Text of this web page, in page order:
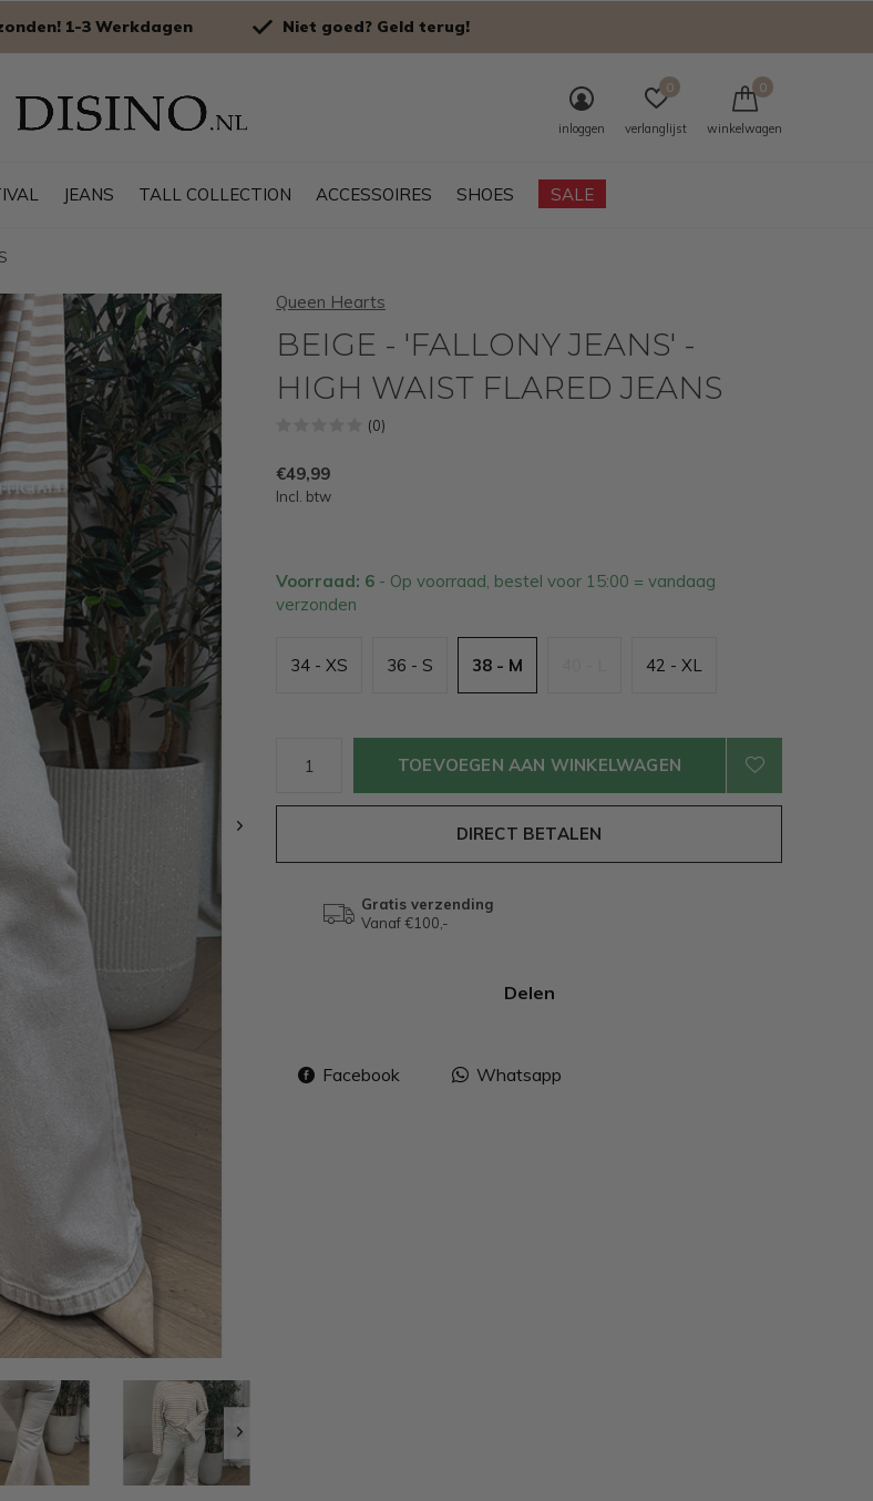
JEANS TALL COLLECTION ACCESSOIRES SHOES SALE
inloggen verlanglijst
0
winkelwagen
0
1-3 Werkdagen Niet goed? Geld terug!
Queen Hearts
BEIGE - 'FALLONY JEANS' -
HIGH WAIST FLARED JEANS
(0)
€49,99
Incl. btw
Voorraad: 6 - Op voorraad, bestel voor 15:00 = vandaag
verzonden
34 - XS 36 - S 38 - M 42 - XL
TOEVOEGEN AAN WINKELWAGEN
DIRECT BETALEN
Gratis verzending
Vanaf €100,-
Delen
Facebook Whatsapp